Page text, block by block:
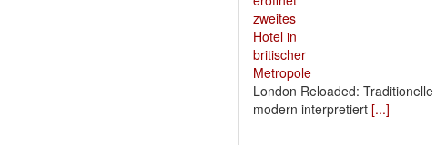
London Reloaded:
modern interpretiert [...]